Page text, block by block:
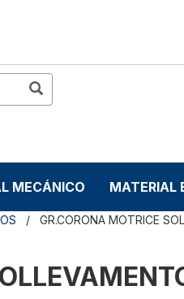
MECÁNICO MATERIAL
GR.CORONA MOTRICE